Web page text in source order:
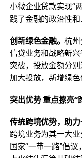
小微企业贷款实现“
践了金融的政治性和
创新绿色金融。 杭
信贷业务和战略新
突破，投放金额分
加大投放，新增绿色
突出优势 重点擦亮“
传统跨境优势，助力
跨境业务为其一大
国家“一带一路”倡